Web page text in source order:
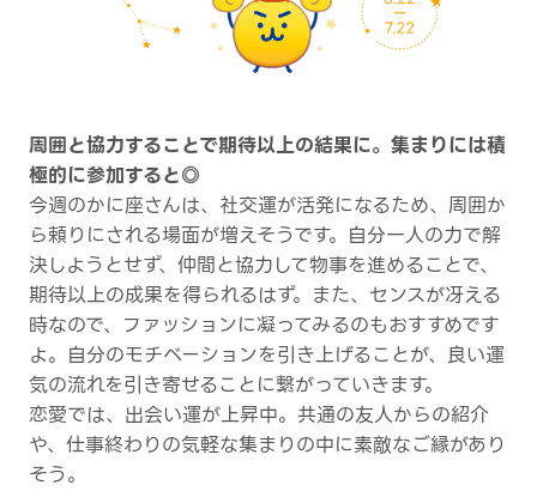
周囲と協力することで期待以上の結果に。集まりには積
極的に参加すると◎
今週のかに座さんは、社交運が活発になるため、周囲か
ら頼りにされる場面が増えそうです。自分一人の力で解
決しようとせず、仲間と協力して物事を進めることで、
期待以上の成果を得られるはず。また、センスが冴える
時なので、ファッションに凝ってみるのもおすすめです
よ。自分のモチベーションを引き上げることが、良い運
気の流れを引き寄せることに繋がっていきます。
恋愛では、出会い運が上昇中。共通の友人からの紹介
や、仕事終わりの気軽な集まりの中に素敵なご縁があり
そう。